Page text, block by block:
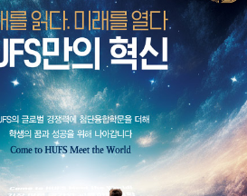
HUFS만의 혁신